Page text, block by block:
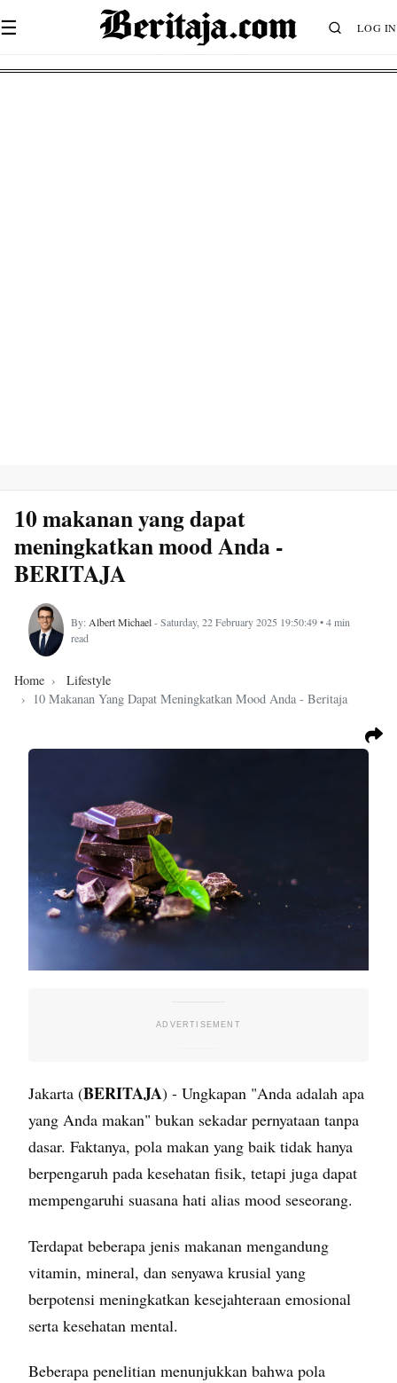
☰ LOG IN
10 makanan yang dapat
meningkatkan mood Anda -
BERITAJA
By: Albert Michael- Saturday, 22 February 2025 19:50:49 • 4 min
read
Home
Lifestyle
10 Makanan Yang Dapat Meningkatkan Mood Anda - Beritaja
Jakarta (BERITAJA) - Ungkapan "Anda adalah apa
yang Anda makan" bukan sekadar pernyataan tanpa
dasar. Faktanya, pola makan yang baik tidak hanya
berpengaruh pada kesehatan fisik, tetapi juga dapat
mempengaruhi suasana hati alias mood seseorang.
Terdapat beberapa jenis makanan mengandung
vitamin, mineral, dan senyawa krusial yang
berpotensi meningkatkan kesejahteraan emosional
serta kesehatan mental.
Beberapa penelitian menunjukkan bahwa pola